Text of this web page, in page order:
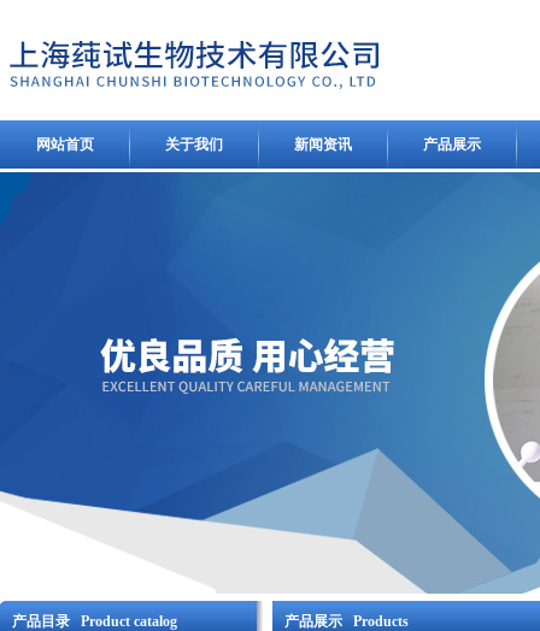
网站首页 关于我们 新闻资讯 产品展示
产品目录 Product catalog 产品展示 Products